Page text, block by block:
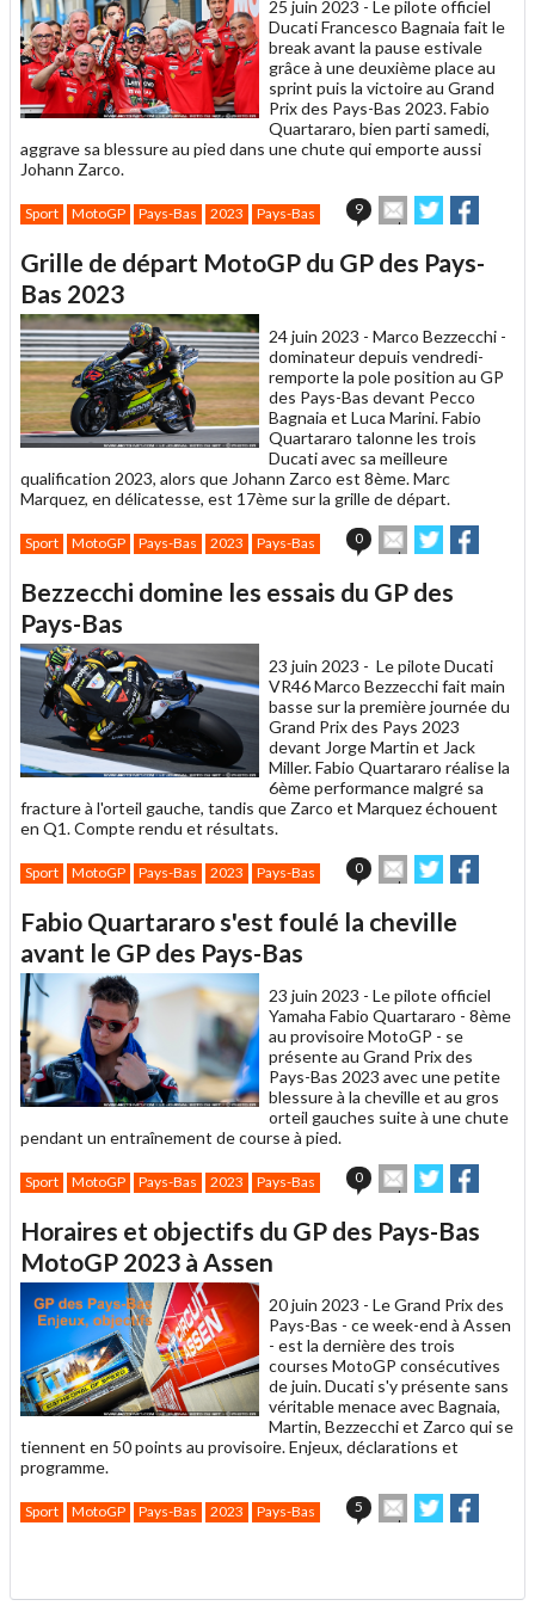
25 juin 2023 - Le pilote officiel
Ducati Francesco Bagnaia fait le
break avant la pause estivale
grâce à une deuxième place au
sprint puis la victoire au Grand
Prix des Pays-Bas 2023. Fabio
Quartararo, bien parti samedi,
aggrave sa blessure au pied dans une chute qui emporte aussi
Johann Zarco.
Sport MotoGP Pays-Bas 2023 Pays-Bas 9
Envoyer
cet
à
Partager
sur sur
Grille de départ MotoGP du GP des Pays-
Bas 2023
24 juin 2023 - Marco Bezzecchi -
dominateur depuis vendredi-
remporte la pole position au GP
des Pays-Bas devant Pecco
Bagnaia et Luca Marini. Fabio
Quartararo talonne les trois
Ducati avec sa meilleure
qualification 2023, alors que Johann Zarco est 8ème. Marc
Marquez, en délicatesse, est 17ème sur la grille de départ.
Sport MotoGP Pays-Bas 2023 Pays-Bas 0
Envoyer
cet
à
Partager
sur sur
Bezzecchi domine les essais du GP des
Pays-Bas
23 juin 2023 - Le pilote Ducati
VR46 Marco Bezzecchi fait main
basse sur la première journée du
Grand Prix des Pays 2023
devant Jorge Martin et Jack
Miller. Fabio Quartararo réalise la
6ème performance malgré sa
fracture à l'orteil gauche, tandis que Zarco et Marquez échouent
en Q1.Compte rendu et résultats.
Sport MotoGP Pays-Bas 2023 Pays-Bas 0
Envoyer
cet
à
Partager
sur sur
Fabio Quartararo s'est foulé la cheville
avant le GP des Pays-Bas
23 juin 2023 - Le pilote officiel
Yamaha Fabio Quartararo - 8ème
au provisoire MotoGP - se
présente au Grand Prix des
Pays-Bas 2023 avec une petite
blessure à la cheville et au gros
orteil gauches suite à une chute
pendant un entraînement de course à pied.
Sport MotoGP Pays-Bas 2023 Pays-Bas 0
Envoyer
cet
à
Partager
sur sur
Horaires et objectifs du GP des Pays-Bas
MotoGP 2023 à Assen
20 juin 2023 - Le Grand Prix des
Pays-Bas - ce week-end à Assen
- est la dernière des trois
courses MotoGP consécutives
de juin. Ducati s'y présente sans
véritable menace avec Bagnaia,
Martin, Bezzecchi et Zarco qui se
tiennent en 50 points au provisoire. Enjeux, déclarations et
programme.
Sport MotoGP Pays-Bas 2023 Pays-Bas 5
Envoyer
cet
ami
Partager
sur sur